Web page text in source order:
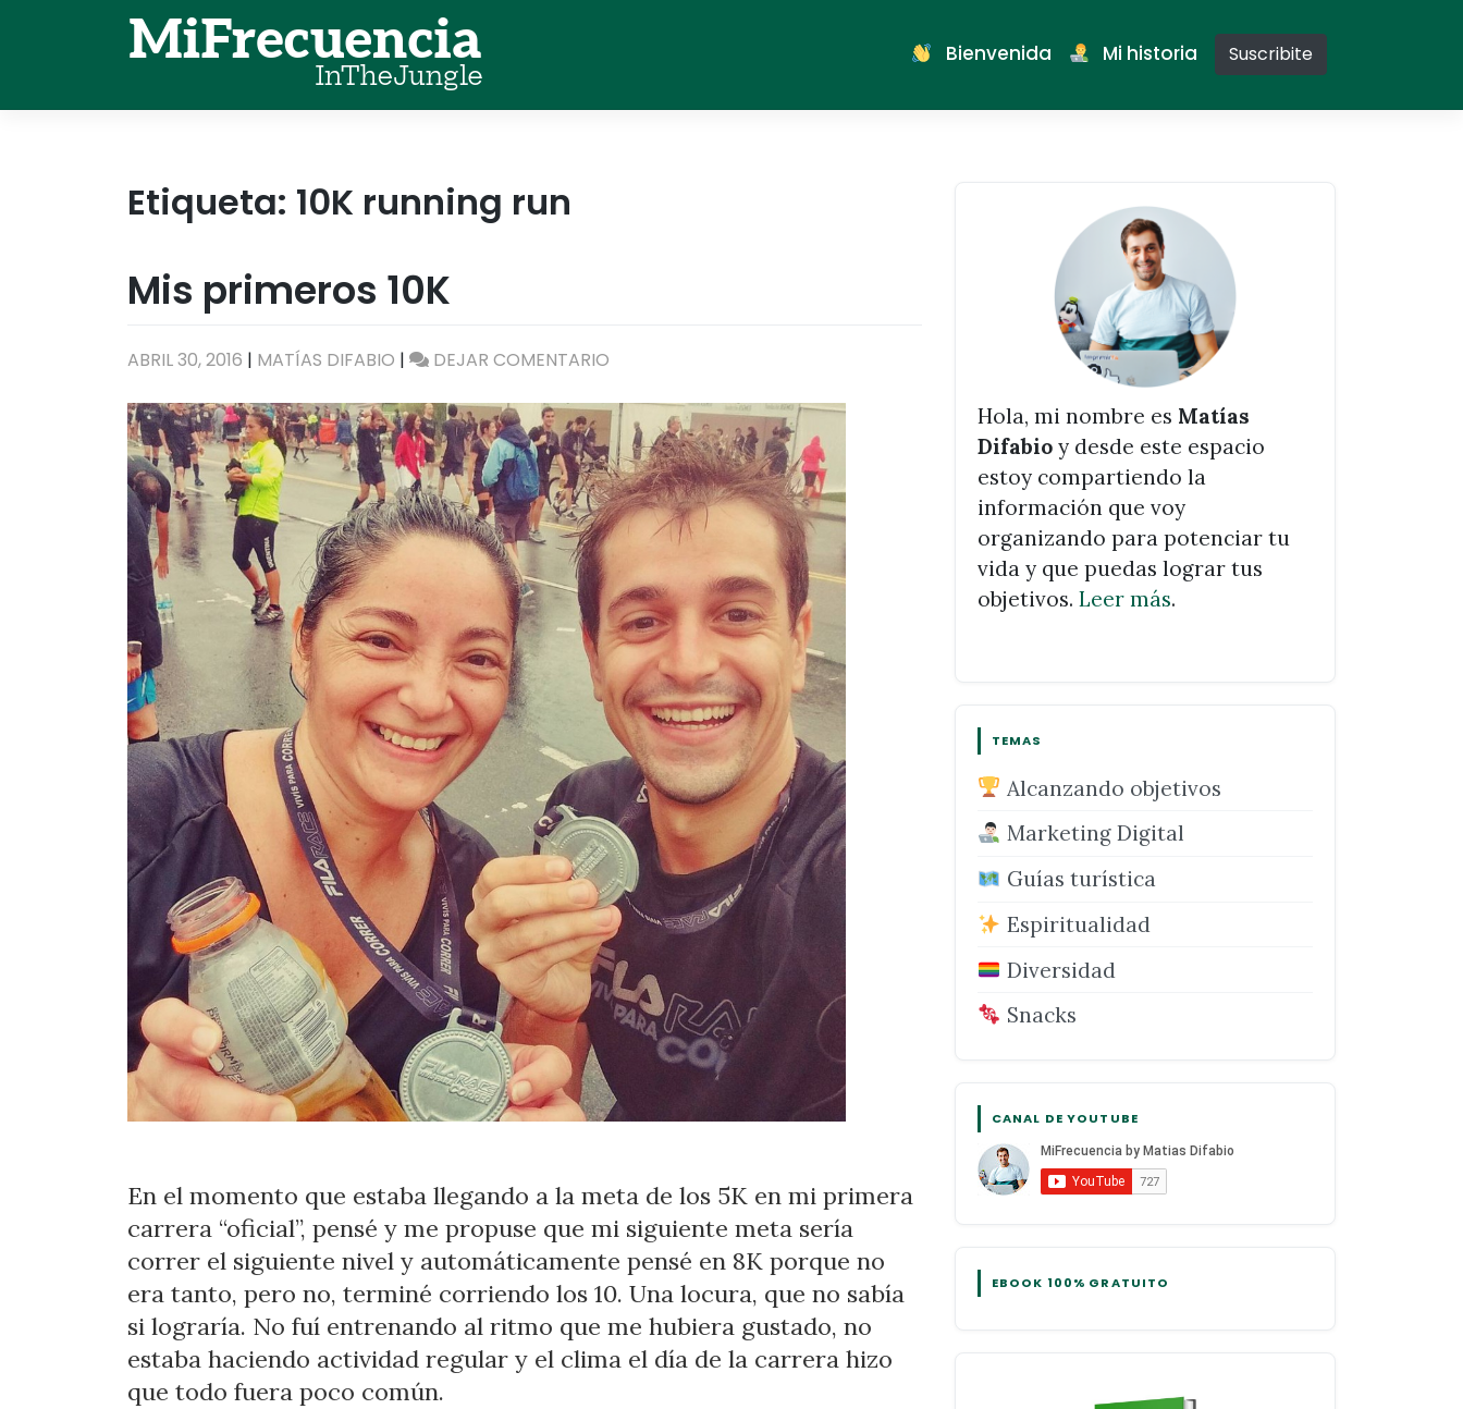
Bienvenida Mi historia Suscribite
Etiqueta: 10K running run
Mis primeros 10K
ABRIL 30, 2016 | MATÍAS DIFABIO | DEJAR COMENTARIO
PRIMEROS
10K
En el momento que estaba llegando a la meta de los 5K en mi primera
carrera “oficial”, pensé y me propuse que mi siguiente meta sería
correr el siguiente nivel y automáticamente pensé en 8K porque no
era tanto, pero no, terminé corriendo los 10. Una locura, que no sabía
si lograría. No fuí entrenando al ritmo que me hubiera gustado, no
estaba haciendo actividad regular y el clima el día de la carrera hizo
que todo fuera poco común.
Hola, mi nombre es Matías
Difabio y desde este espacio
estoy compartiendo la
información que voy
organizando para potenciar tu
vida y que puedas lograr tus
objetivos. Leer más.
TEMAS
Alcanzando objetivos
Marketing Digital
Guías turística
Espiritualidad
Diversidad
Snacks
CANAL DE YOUTUBE
EBOOK 100% GRATUITO